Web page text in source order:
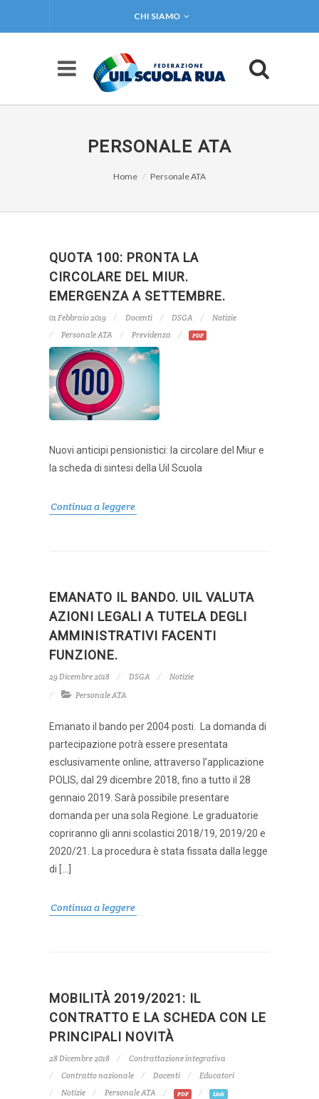
CHI SIAMO
PERSONALE ATA
Home Personale ATA
QUOTA 100: PRONTA LA
CIRCOLARE DEL MIUR.
EMERGENZA A SETTEMBRE.
01 Febbraio 2019 Docenti DSGA
Notizie
Personale ATA
Previdenza PDF
Nuovi anticipi pensionistici: la circolare del Miur e
la scheda di sintesi della Uil Scuola
Continua a leggere
EMANATO IL BANDO. UIL VALUTA
AZIONI LEGALI A TUTELA DEGLI
AMMINISTRATIVI FACENTI
FUNZIONE.
29 Dicembre 2018 DSGA
Notizie
Personale ATA
Emanato il bando per 2004 posti. La domanda di
partecipazione potrà essere presentata
esclusivamente online, attraverso l’applicazione
POLIS, dal 29 dicembre 2018, fino a tutto il 28
gennaio 2019. Sarà possibile presentare
domanda per una sola Regione. Le graduatorie
copriranno gli anni scolastici 2018/19, 2019/20 e
2020/21. La procedura è stata fissata dalla legge
di […]
Continua a leggere
MOBILITÀ 2019/2021: IL
CONTRATTO E LA SCHEDA CON LE
PRINCIPALI NOVITÀ
28 Dicembre 2018
Contrattazione integrativa
Contratto nazionale
Docenti
Educatori
Notizie
Personale ATA PDF Link